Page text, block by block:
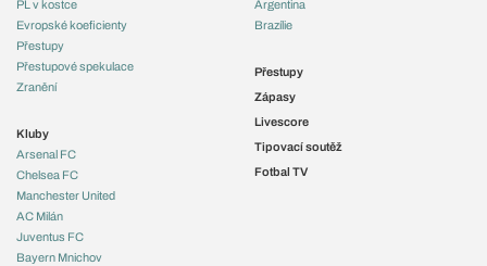
PL v kostce
Evropské koeficienty
Přestupy
Přestupové spekulace
Zranění
Kluby
Arsenal FC
Chelsea FC
Manchester United
AC Milán
Juventus FC
Bayern Mnichov
Argentina
Brazílie
Přestupy
Zápasy
Livescore
Tipovací soutěž
Fotbal TV